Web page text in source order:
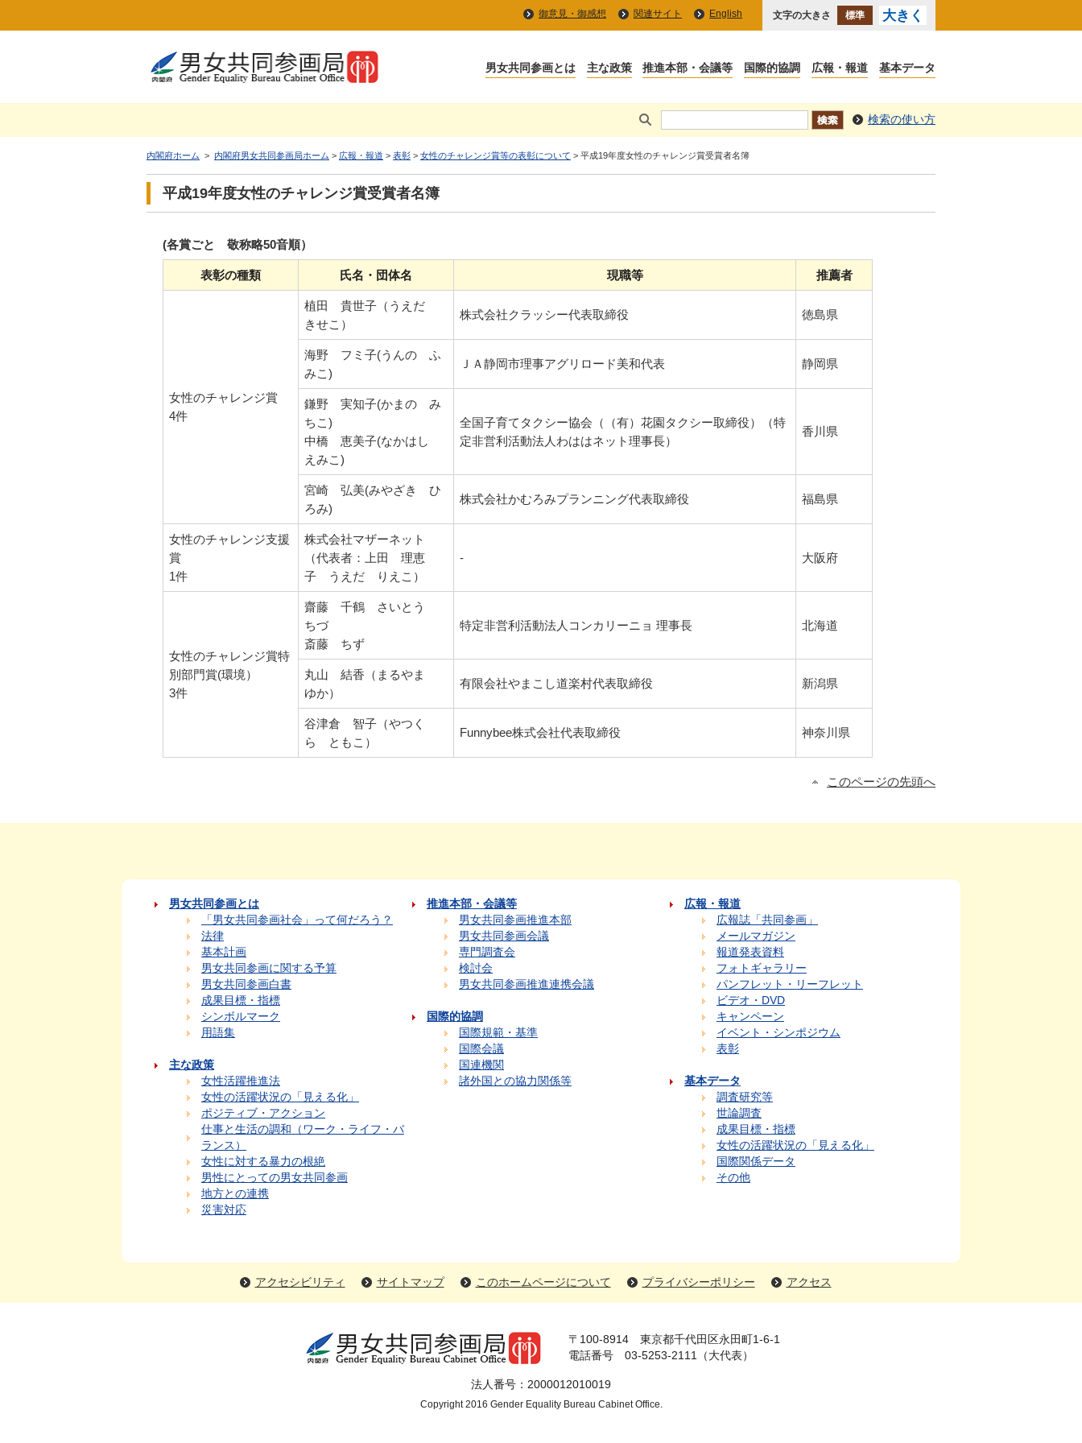
御意見・御感想 関連サイト English 文字の大きさ 標準 大きく
男女共同参画とは 主な政策 推進本部・会議等 国際的協調 広報・報道 基本データ
検索の使い方
内閣府ホーム > 内閣府男女共同参画局ホーム > 広報・報道 > 表彰 > 女性のチャレンジ賞等の表彰について > 平成19年度女性のチャレンジ賞受賞者名簿
平成19年度女性のチャレンジ賞受賞者名簿
(各賞ごと 敬称略50音順）
表彰の種類 氏名・団体名 現職等 推薦者
女性のチャレンジ賞
4件
植田 貴世子（うえだ
きせこ）
株式会社クラッシー代表取締役 徳島県
海野 フミ子(うんの ふ
みこ)
ＪＡ静岡市理事アグリロード美和代表 静岡県
鎌野 実知子(かまの み
ちこ)
中橋 恵美子(なかはし
えみこ)
全国子育てタクシー協会（（有）花園タクシー取締役）（特
定非営利活動法人わははネット理事長）
香川県
宮崎 弘美(みやざき ひ
ろみ)
株式会社かむろみプランニング代表取締役 福島県
女性のチャレンジ支援
賞
1件
株式会社マザーネット
（代表者：上田 理恵
子 うえだ りえこ）
- 大阪府
女性のチャレンジ賞特
別部門賞(環境）
3件
齋藤 千鶴 さいとう
ちづ
斎藤 ちず
特定非営利活動法人コンカリーニョ 理事長 北海道
丸山 結香（まるやま
ゆか）
有限会社やまこし道楽村代表取締役 新潟県
谷津倉 智子（やつく
ら ともこ）
Funnybee株式会社代表取締役 神奈川県
このページの先頭へ
男女共同参画とは
「男女共同参画社会」って何だろう？
法律
基本計画
男女共同参画に関する予算
男女共同参画白書
成果目標・指標
シンボルマーク
用語集
主な政策
女性活躍推進法
女性の活躍状況の「見える化」
ポジティブ・アクション
仕事と生活の調和（ワーク・ライフ・バ
ランス）
女性に対する暴力の根絶
男性にとっての男女共同参画
地方との連携
災害対応
推進本部・会議等
男女共同参画推進本部
男女共同参画会議
専門調査会
検討会
男女共同参画推進連携会議
国際的協調
国際規範・基準
国際会議
国連機関
諸外国との協力関係等
広報・報道
広報誌「共同参画」
メールマガジン
報道発表資料
フォトギャラリー
パンフレット・リーフレット
ビデオ・DVD
キャンペーン
イベント・シンポジウム
表彰
基本データ
調査研究等
世論調査
成果目標・指標
女性の活躍状況の「見える化」
国際関係データ
その他
アクセシビリティ サイトマップ このホームページについて プライバシーポリシー アクセス
〒100-8914 東京都千代田区永田町1-6-1
電話番号 03-5253-2111（大代表）
法人番号：2000012010019
Copyright 2016 Gender Equality Bureau Cabinet Office.